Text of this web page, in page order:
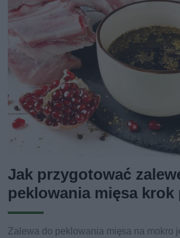
Jak przygotować
peklowania mięsa krok
Zalewa do peklowania mięsa na mokro